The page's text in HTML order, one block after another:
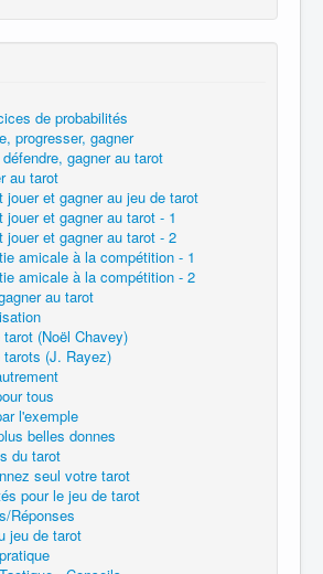
de probabilités
progresser, gagner
gagner au tarot
au tarot
jouer et gagner au jeu de tarot
jouer et gagner au tarot - 1
jouer et gagner au tarot - 2
amicale à la compétition - 1
amicale à la compétition - 2
au tarot
tarot (Noël Chavey)
tarots (J. Rayez)
tous
l'exemple
belles donnes
du tarot
seul votre tarot
pour le jeu de tarot
Réponses
jeu de tarot